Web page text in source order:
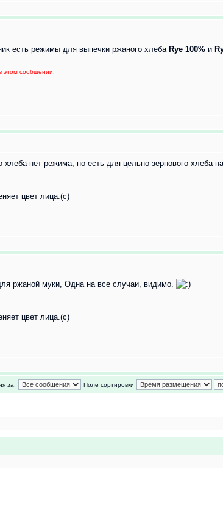
есть режимы для выпечки ржаного хлеба Rye 100% и
этом сообщении.
нет режима, но есть для цельно-зернового хлеба
цвет лица.(с)
ржаной муки, Одна на все случаи, видимо.
цвет лица.(с)
за: Поле сортировки